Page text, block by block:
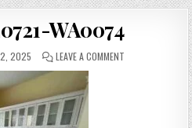
WA0074
DATE:
2025 LEAVE A COMMENT ON IMG-